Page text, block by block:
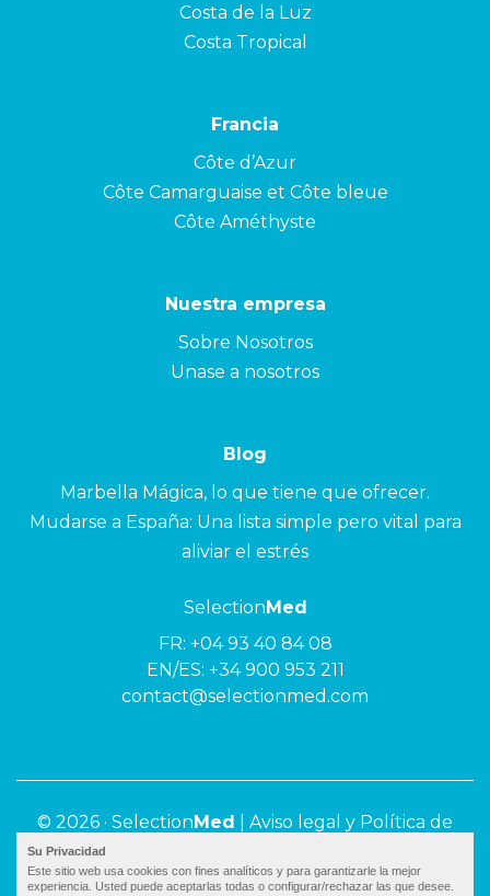
Costa de la Luz
Costa Tropical
Francia
Côte d’Azur
Côte Camarguaise et Côte bleue
Côte Améthyste
Nuestra empresa
Sobre Nosotros
Unase a nosotros
Blog
Marbella Mágica, lo que tiene que ofrecer.
Mudarse a España: Una lista simple pero vital para
aliviar el estrés
SelectionMed
FR: +04 93 40 84 08
EN/ES: +34 900 953 211
contact@selectionmed.com
© 2026 · SelectionMed
Aviso legal y Política de
Su Privacidad
Este sitio web usa cookies con fines analíticos y para garantizarle la mejor
experiencia. Usted puede aceptarlas todas o configurar/rechazar las que desee.